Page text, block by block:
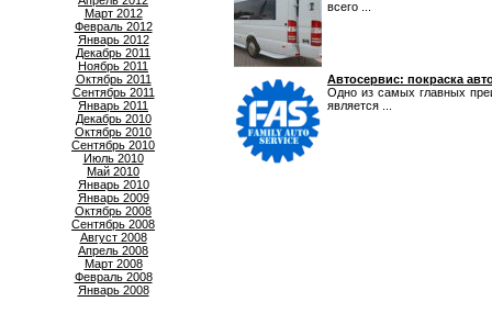
Март 2012
Февраль 2012
Январь 2012
Декабрь 2011
Ноябрь 2011
Октябрь 2011
Сентябрь 2011
Январь 2011
Декабрь 2010
Октябрь 2010
Сентябрь 2010
Июль 2010
Май 2010
Январь 2010
Январь 2009
Октябрь 2008
Сентябрь 2008
Август 2008
Апрель 2008
Март 2008
Февраль 2008
Январь 2008
всего ...
Автосервис: покраска
Одно из самых главных
является ...